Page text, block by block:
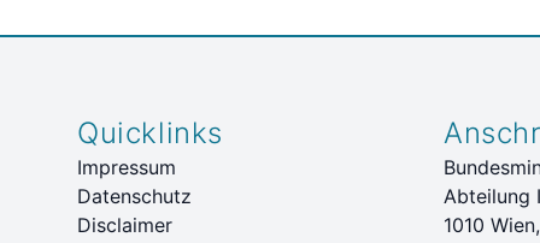
Quicklinks
Impressum
Datenschutz
Disclaimer
Abteilung
1010